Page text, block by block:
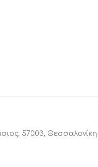
57003, Θεσσαλονίκη